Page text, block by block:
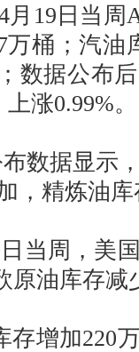
19日当周
万桶；汽油
数据公布
涨0.99%。
据显示
，精炼油
周，美
原油库存减
增加220